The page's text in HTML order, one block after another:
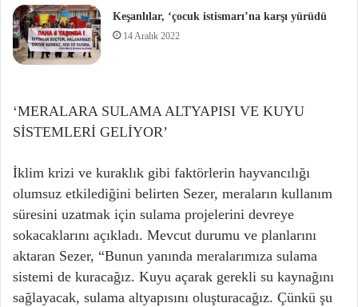
Keşanlılar, ‘çocuk istismarı’na karşı yürüdü
14 Aralık 2022
‘MERALARA SULAMA ALTYAPISI VE KUYU
SİSTEMLERİ GELİYOR’
İklim krizi ve kuraklık gibi faktörlerin hayvancılığı
olumsuz etkilediğini belirten Sezer, meraların kullanım
süresini uzatmak için sulama projelerini devreye
sokacaklarını açıkladı. Mevcut durumu ve planlarını
aktaran Sezer, “Bunun yanında meralarımıza sulama
sistemi de kuracağız. Kuyu açarak gerekli su kaynağını
sağlayacak, sulama altyapısını oluşturacağız. Çünkü şu